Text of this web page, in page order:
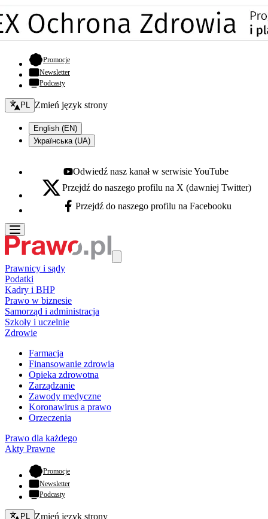
Promocje- otwiera się w nowej karcie
Newsletter
Podcasty
Zmień język - bieżący:
PL Zmień język strony
English (EN)
Українська (UA)
Youtube - otwiera się w nowej karcie
Odwiedź nasz kanał w serwisie YouTube
X - otwiera się w nowej karcie
Przejdź do naszego profilu na X (dawniej Twitter)
Facebook - otwiera się w nowej karcie
Przejdź do naszego profilu na Facebooku
Prawnicy i sądy
Podatki
Kadry i BHP
Prawo w biznesie
Samorząd i administracja
Szkoły i uczelnie
Zdrowie
Farmacja
Finansowanie zdrowia
Opieka zdrowotna
Zarządzanie
Zawody medyczne
Koronawirus a prawo
Orzeczenia
Prawo dla każdego
Akty Prawne
Promocje- otwiera się w nowej karcie
Newsletter
Podcasty
Zmień język - bieżący:
PL Zmień język strony